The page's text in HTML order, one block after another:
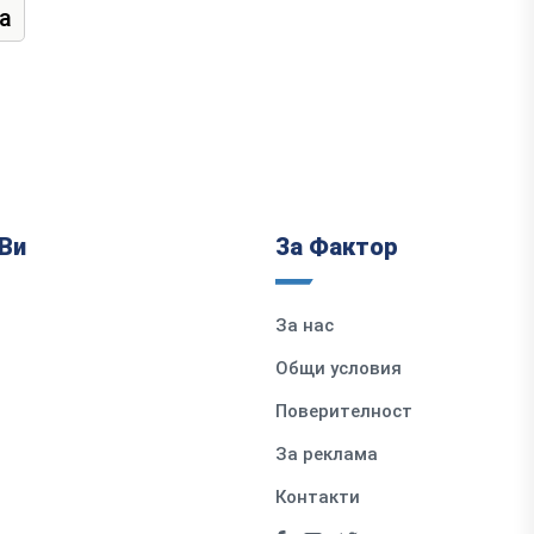
За Фактор
За нас
Общи условия
Поверителност
За реклама
Контакти